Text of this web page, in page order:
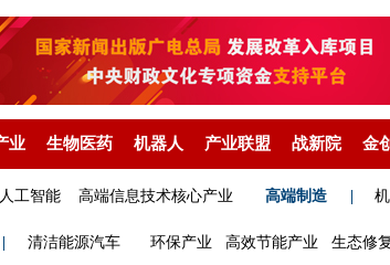
业 生物医药 机器人 产业联盟 战新院 金
人工智能 高端信息技术核心产业 高端制造
清洁能源汽车 环保产业 高效节能产业 生态修